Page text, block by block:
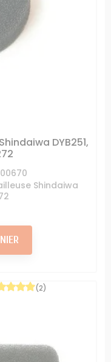
DYB251,
Shindaiwa
(2)